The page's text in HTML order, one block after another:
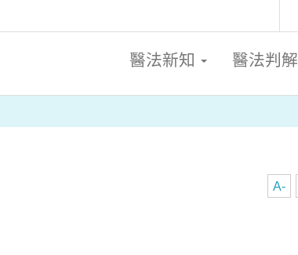
醫法新知 醫法判解
A-